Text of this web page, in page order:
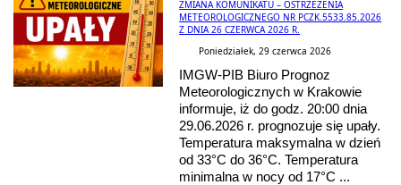
ZMIANA KOMUNIKATU – OSTRZEŻENIA
METEOROLOGICZNEGO NR PCZK.5533.85.2026
Z DNIA 26 CZERWCA 2026 R.
Poniedziałek, 29 czerwca 2026
IMGW-PIB Biuro Prognoz
Meteorologicznych w Krakowie
informuje, iż do godz. 20:00 dnia
29.06.2026 r. prognozuje się upały.
Temperatura maksymalna w dzień
od 33°C do 36°C. Temperatura
minimalna w nocy od 17°C ...